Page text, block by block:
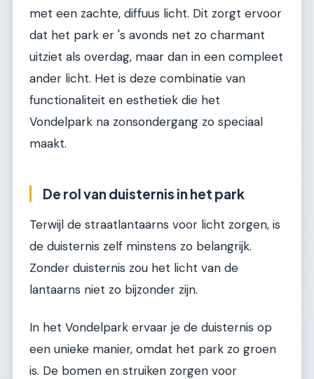
met een zachte, diffuus licht. Dit zorgt ervoor
dat het park er 's avonds net zo charmant
uitziet als overdag, maar dan in een compleet
ander licht. Het is deze combinatie van
functionaliteit en esthetiek die het
Vondelpark na zonsondergang zo speciaal
maakt.
De rol van duisternis in het park
Terwijl de straatlantaarns voor licht zorgen, is
de duisternis zelf minstens zo belangrijk.
Zonder duisternis zou het licht van de
lantaarns niet zo bijzonder zijn.
In het Vondelpark ervaar je de duisternis op
een unieke manier, omdat het park zo groen
is. De bomen en struiken zorgen voor